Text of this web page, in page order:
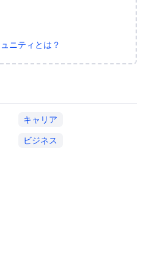
ニティとは？
キャリア
ビジネス